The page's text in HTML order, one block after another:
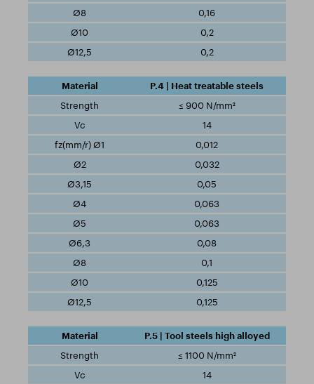
0,16
0,2
0,2
P.4 | Heat treatable steels
≤ 900 N/mm²
14
0,012
0,032
0,05
0,063
0,063
0,08
0,1
0,125
0,125
P.5 | Tool steels high alloyed
≤ 1100 N/mm²
14